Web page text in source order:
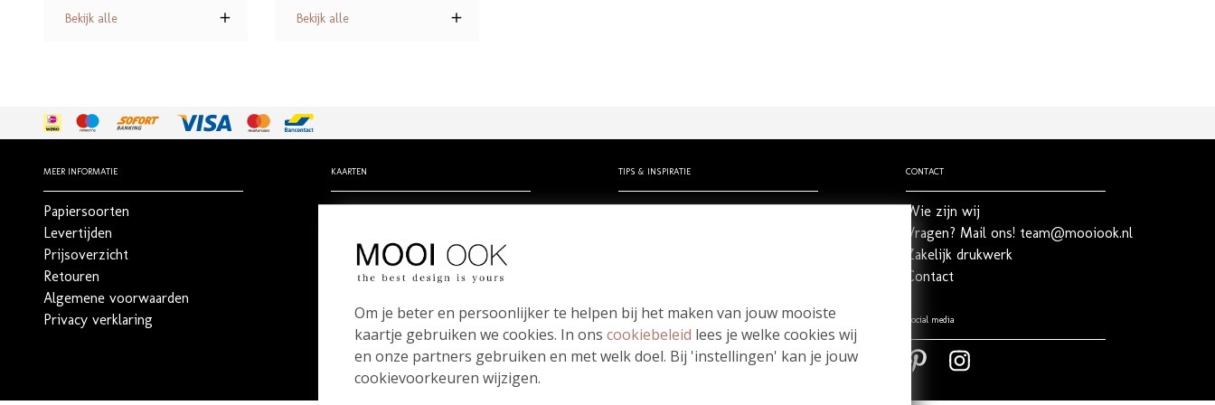
Bekijk alle
Bekijk alle
MEER INFORMATIE
Papiersoorten
Levertijden
Prijsoverzicht
Retouren
Algemene voorwaarden
Privacy verklaring
KAARTEN
Rouwdrukwerk
Stilgeboren kindje
Bestel een papierwaaier
TIPS & INSPIRATIE
Meest gestelde vragen
CONTACT
Wie zijn wij
Vragen? Mail ons! team@mooiook.nl
Zakelijk drukwerk
Contact
Social media
Pinterest
Om je beter en persoonlijker te helpen bij het maken van jouw mooiste
kaartje gebruiken we cookies. In ons cookiebeleid lees je welke cookies wij
en onze partners gebruiken en met welk doel. Bij 'instellingen' kan je jouw
cookievoorkeuren wijzigen.